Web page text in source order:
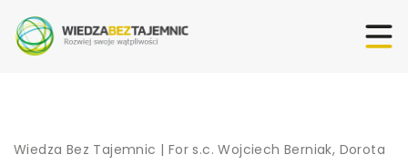
Wiedza Bez Tajemnic | For s.c. Wojciech Berniak, Dorota